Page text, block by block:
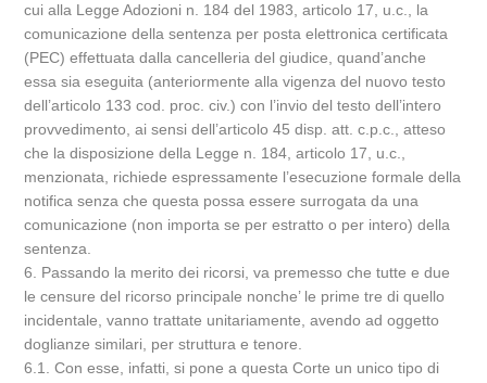
cui alla Legge Adozioni n. 184 del 1983, articolo 17, u.c., la
comunicazione della sentenza per posta elettronica certificata
(PEC) effettuata dalla cancelleria del giudice, quand’anche
essa sia eseguita (anteriormente alla vigenza del nuovo testo
dell’articolo 133 cod. proc. civ.) con l’invio del testo dell’intero
provvedimento, ai sensi dell’articolo 45 disp. att. c.p.c., atteso
che la disposizione della Legge n. 184, articolo 17, u.c.,
menzionata, richiede espressamente l’esecuzione formale della
notifica senza che questa possa essere surrogata da una
comunicazione (non importa se per estratto o per intero) della
sentenza.
6. Passando la merito dei ricorsi, va premesso che tutte e due
le censure del ricorso principale nonche’ le prime tre di quello
incidentale, vanno trattate unitariamente, avendo ad oggetto
doglianze similari, per struttura e tenore.
6.1. Con esse, infatti, si pone a questa Corte un unico tipo di